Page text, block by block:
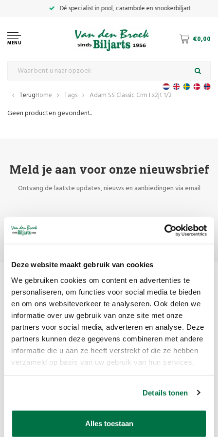
Deze website maakt gebruik van cookies
We gebruiken cookies om content en advertenties te
personaliseren, om functies voor social media te bieden
en om ons websiteverkeer te analyseren. Ook delen we
informatie over uw gebruik van onze site met onze
partners voor social media, adverteren en analyse. Deze
partners kunnen deze gegevens combineren met andere
informatie die u aan ze heeft verstrekt of die ze hebben
verzameld op basis van uw gebruik van hun services.
Details tonen
Alles toestaan
MENU €0,00
TerugHome Tags Adam SS Classic Crm I x2jt 1/2
Geen producten gevonden!...
Meld je aan voor onze nieuwsbrief
Ontvang de laatste updates, nieuws en aanbiedingen via email
Abonneer
Van den Broek Biljarts staat voor kwaliteit, vakmanschap en service.
Van den Broek Biljarts
Nederland
app ons op 036-5374054